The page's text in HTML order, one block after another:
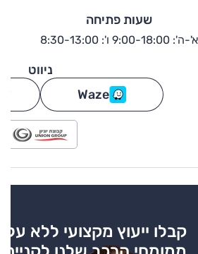
שעות פתיחה
א'-ה': 9:00-18:00 ו': 8:30-13:00
ניווט
Waze
קבלו ייעוץ מקצועי ללא עלות